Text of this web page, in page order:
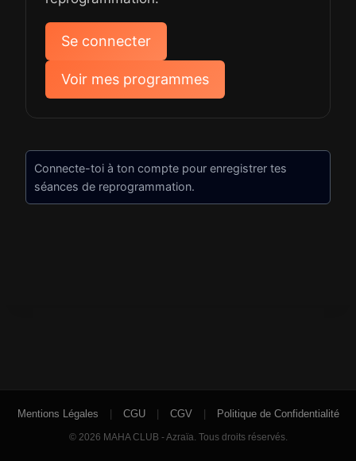
Se connecter
Voir mes programmes
Connecte-toi à ton compte pour enregistrer tes
séances de reprogrammation.
Mentions Légales CGU CGV Politique de Confidentialité
© 2026 MAHA CLUB - Azraïa. Tous droits réservés.